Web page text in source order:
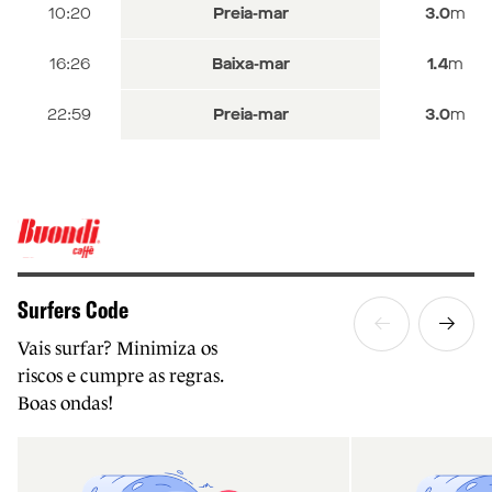
10:20 Preia-mar 3.0m
16:26 Baixa-mar 1.4m
22:59 Preia-mar 3.0m
11:44 Preia-mar 3.1m
17:55 Baixa-mar 1.3m
06:25 Baixa-mar 1.3m
13:03 Preia-mar 3.2m
19:13 Baixa-mar 1.1m
Surfers Code
Vais surfar? Minimiza os
riscos e cumpre as regras.
Boas ondas!